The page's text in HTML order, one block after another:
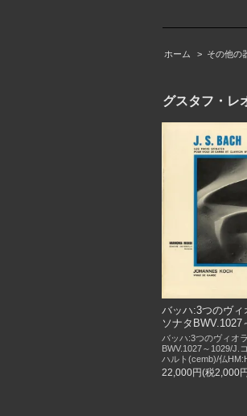
ホーム > その他の
グスタフ・レ
バッハ:3つのヴィ
ソナタBWV.1027
バッハ:3つのヴィオ
BWV.1027～1029/J.
ハルト(cemb)/仏
22,000円(税2,000